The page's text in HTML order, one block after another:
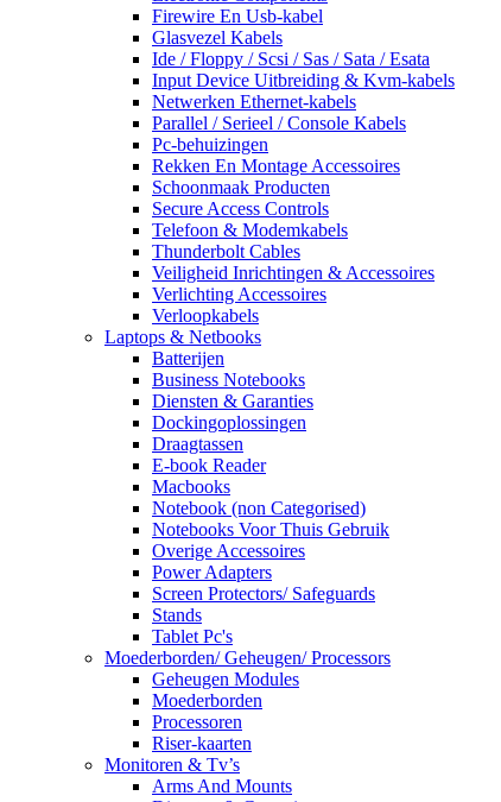
Firewire En Usb-kabel
Glasvezel Kabels
Ide / Floppy / Scsi / Sas / Sata / Esata
Input Device Uitbreiding & Kvm-kabels
Netwerken Ethernet-kabels
Parallel / Serieel / Console Kabels
Pc-behuizingen
Rekken En Montage Accessoires
Schoonmaak Producten
Secure Access Controls
Telefoon & Modemkabels
Thunderbolt Cables
Veiligheid Inrichtingen & Accessoires
Verlichting Accessoires
Verloopkabels
Laptops & Netbooks
Batterijen
Business Notebooks
Diensten & Garanties
Dockingoplossingen
Draagtassen
E-book Reader
Macbooks
Notebook (non Categorised)
Notebooks Voor Thuis Gebruik
Overige Accessoires
Power Adapters
Screen Protectors/ Safeguards
Stands
Tablet Pc's
Moederborden/ Geheugen/ Processors
Geheugen Modules
Moederborden
Processoren
Riser-kaarten
Monitoren & Tv’s
Arms And Mounts